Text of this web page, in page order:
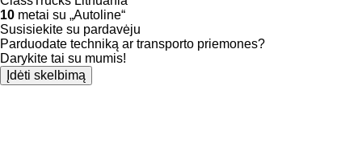
10 metai su „Autoline“
Susisiekite su pardavėju
Parduodate techniką ar transporto priemones?
Darykite tai su mumis!
Įdėti skelbimą